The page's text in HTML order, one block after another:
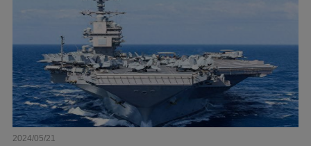
2024/05/21